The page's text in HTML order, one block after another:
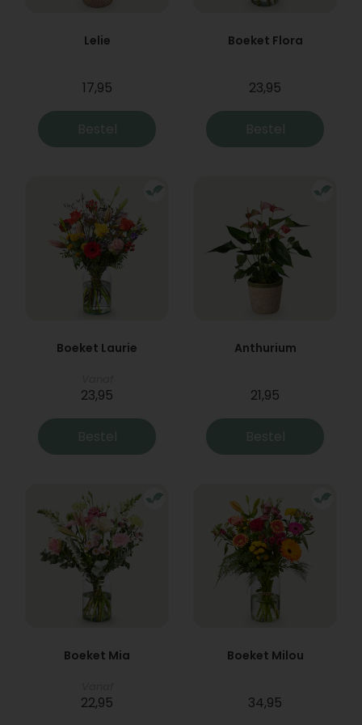
Lelie
17,95
Bestel
Boeket Flora
23,95
Bestel
Boeket Laurie
23,95
Bestel
Anthurium
21,95
Bestel
Boeket Mia
22,95
Boeket Milou
34,95